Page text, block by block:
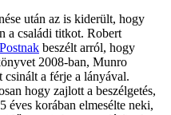
után az is kiderült, hogy
a családi titkot. Robert
beszélt arról, hogy
2008-ban, Munro
a férje a lányával.
hogy zajlott a beszélgetés,
éves korában elmesélte neki,